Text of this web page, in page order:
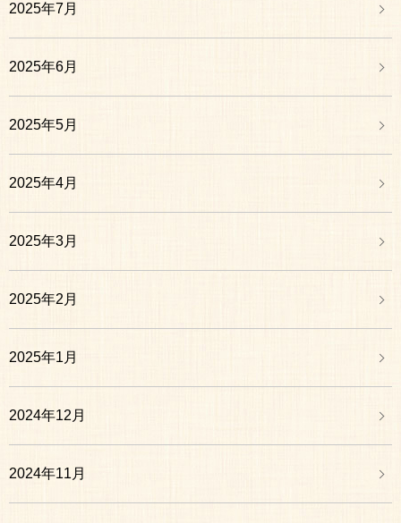
2025年7月
2025年6月
2025年5月
2025年4月
2025年3月
2025年2月
2025年1月
2024年12月
2024年11月